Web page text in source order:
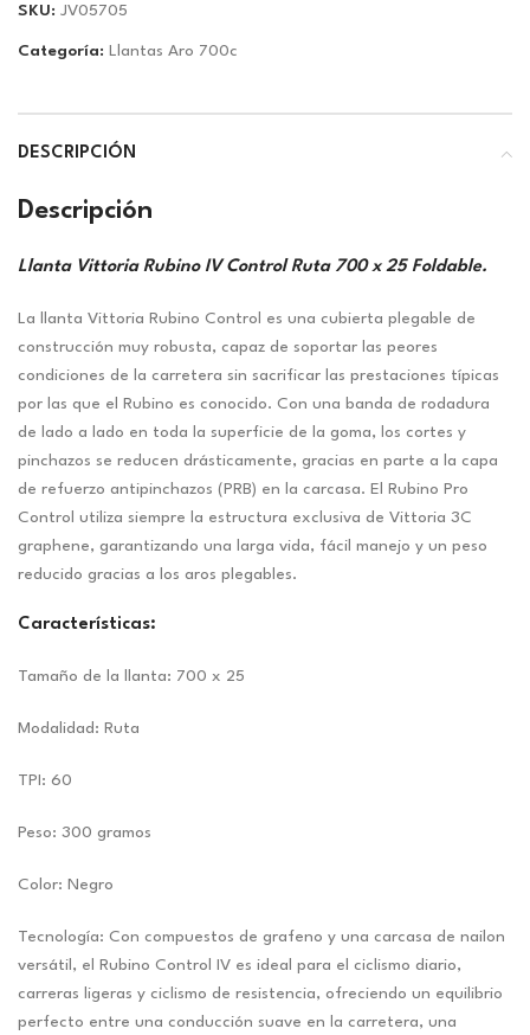
SKU: JV05705
Categoría: Llantas Aro 700c
DESCRIPCIÓN
Descripción
Llanta Vittoria Rubino IV Control Ruta 700 x 25 Foldable.
La llanta Vittoria Rubino Control es una cubierta plegable de
construcción muy robusta, capaz de soportar las peores
condiciones de la carretera sin sacrificar las prestaciones típicas
por las que el Rubino es conocido. Con una banda de rodadura
de lado a lado en toda la superficie de la goma, los cortes y
pinchazos se reducen drásticamente, gracias en parte a la capa
de refuerzo antipinchazos (PRB) en la carcasa. El Rubino Pro
Control utiliza siempre la estructura exclusiva de Vittoria 3C
graphene, garantizando una larga vida, fácil manejo y un peso
reducido gracias a los aros plegables.
Características:
Tamaño de la llanta: 700 x 25
Modalidad: Ruta
TPI: 60
Peso: 300 gramos
Color: Negro
Tecnología: Con compuestos de grafeno y una carcasa de nailon
versátil, el Rubino Control IV es ideal para el ciclismo diario,
carreras ligeras y ciclismo de resistencia, ofreciendo un equilibrio
perfecto entre una conducción suave en la carretera, una